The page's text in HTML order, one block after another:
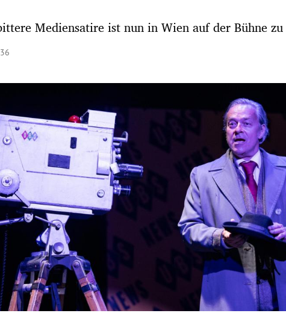
Mediensatire ist nun in Wien auf der Bühne zu
öffnen/schließen